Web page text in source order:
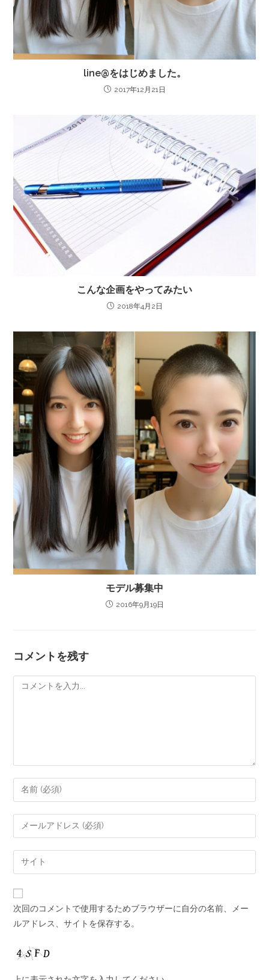
line@をはじめました。
2017年12月21日
こんな企画をやってみたい
2018年4月2日
モデル募集中
2016年9月19日
コメントを残す
次回のコメントで使用するためブラウザーに自分の名前、メー
ルアドレス、サイトを保存する。